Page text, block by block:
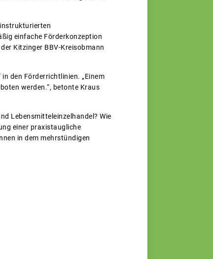
einfache Förderkonzeption
Kitzinger BBV-Kreisobmann
den Förderrichtlinien. „Einem
werden.“, betonte Kraus
Lebensmitteleinzelhandel? Wie
einer praxistaugliche
in dem mehrstündigen